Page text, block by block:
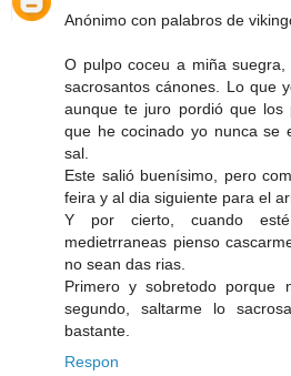
Anónimo con palabros de
O pulpo coceu a miña
sacrosantos cánones. Lo que
aunque te juro pordió que los
que he cocinado yo nunca se
sal.
Este salió buenísimo, pero
feira y al dia siguiente para el
Y por cierto, cuando
medietrraneas pienso
no sean das rias.
Primero y sobretodo porque
segundo, saltarme lo
bastante.
Respon